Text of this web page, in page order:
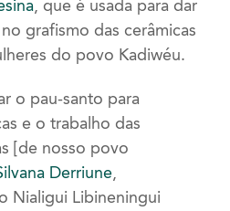
, que é usada para dar
grafismo das cerâmicas
do povo Kadiwéu.
o pau-santo para
e o trabalho das
[de nosso povo
Derriune,
Nialigui Libineningui